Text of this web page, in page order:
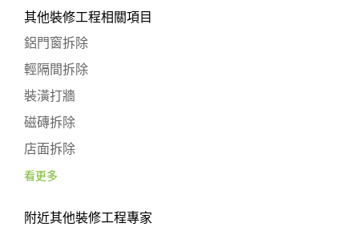
其他裝修工程相關項目
鋁門窗拆除
輕隔間拆除
裝潢打牆
磁磚拆除
店面拆除
看更多
附近其他裝修工程專家